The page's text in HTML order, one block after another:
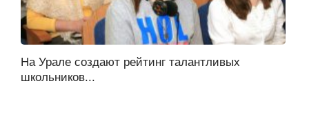
На Урале создают рейтинг талантливых
школьников...